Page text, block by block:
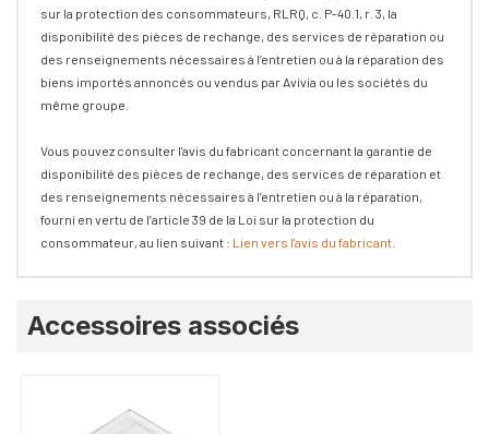
sur la protection des consommateurs, RLRQ, c. P-40.1, r. 3, la
disponibilité des pièces de rechange, des services de réparation ou
des renseignements nécessaires à l’entretien ou à la réparation des
biens importés annoncés ou vendus par Avivia ou les sociétés du
même groupe.
Vous pouvez consulter l'avis du fabricant concernant la garantie de
disponibilité des pièces de rechange, des services de réparation et
des renseignements nécessaires à l’entretien ou à la réparation,
fourni en vertu de l’article 39 de la Loi sur la protection du
consommateur, au lien suivant : Lien vers l'avis du fabricant
Accessoires associés